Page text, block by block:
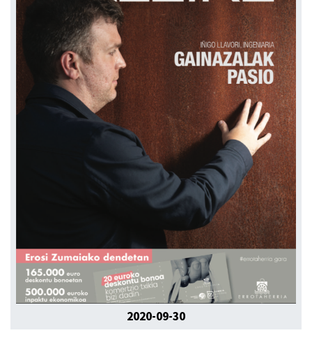
2020-09-30